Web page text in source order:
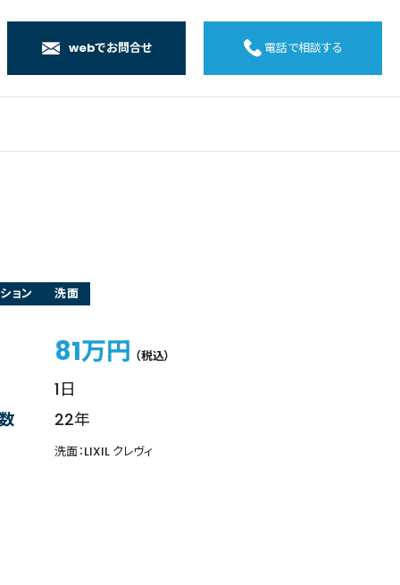
店
webでお問合せ 電話で相談する
ョン 洗面
81万円 （税込）
1日
22年
洗面：LIXIL クレヴィ